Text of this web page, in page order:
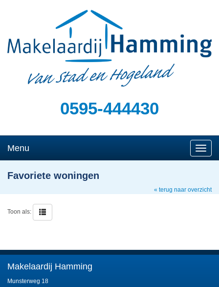
0595-444430
Menu
Favoriete woningen
« terug naar overzicht
Toon als:
Makelaardij Hamming
Munsterweg 18